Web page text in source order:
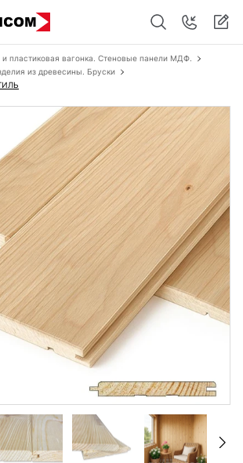
пластиковая вагонка. Стеновые панели МДФ.
из древесины. Бруски